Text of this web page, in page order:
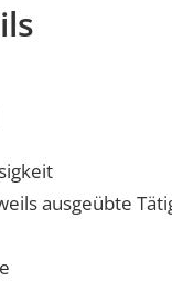
ausgeübte